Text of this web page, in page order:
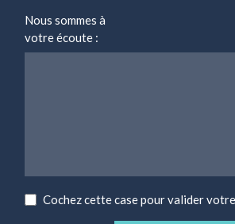
Nous sommes à
votre écoute :
Cochez cette case pour valider